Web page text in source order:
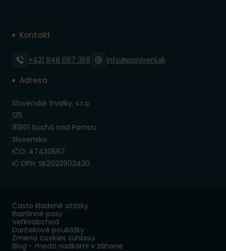
Kontakt
+421 948 067 358 info@poniveni.sk
Adresa
Slovenské trvalky, s.r.o.
125
91901 Suchá nad Parnou
Slovensko
IČO: 47430567
IČ DPH: SK2023902430
Často kladené otázky
Rastlinné pasy
Veľkoobchod
Darčekové poukážky
Zmena cookies súhlasu
Blog - medzi riadkami v záhone